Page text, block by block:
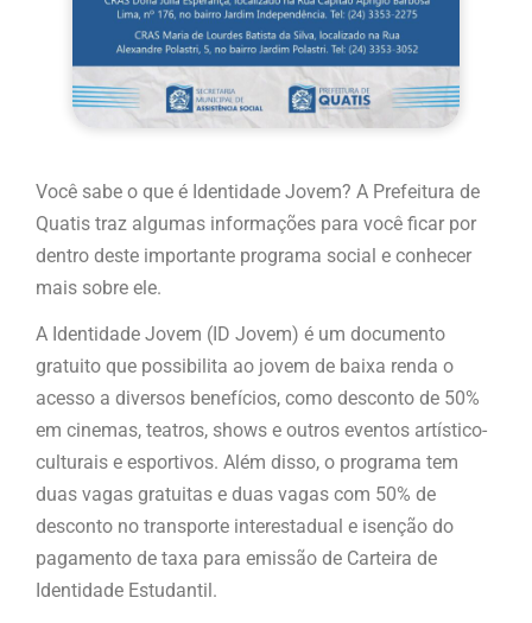
Você sabe o que é Identidade Jovem? A Prefeitura de
Quatis traz algumas informações para você ficar por
dentro deste importante programa social e conhecer
mais sobre ele.
A Identidade Jovem (ID Jovem) é um documento
gratuito que possibilita ao jovem de baixa renda o
acesso a diversos benefícios, como desconto de 50%
em cinemas, teatros, shows e outros eventos artístico-
culturais e esportivos. Além disso, o programa tem
duas vagas gratuitas e duas vagas com 50% de
desconto no transporte interestadual e isenção do
pagamento de taxa para emissão de Carteira de
Identidade Estudantil.